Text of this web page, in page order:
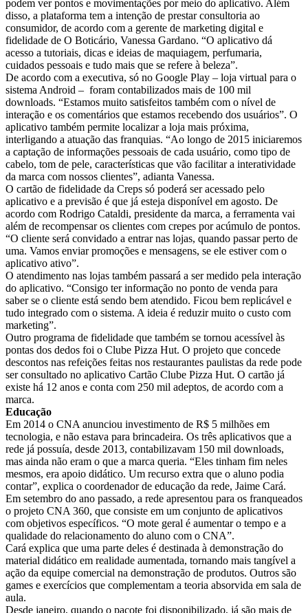
podem ver pontos e movimentações por meio do aplicativo. Além
disso, a plataforma tem a intenção de prestar consultoria ao
consumidor, de acordo com a gerente de marketing digital e
fidelidade de O Boticário, Vanessa Gardano. “O aplicativo dá
acesso a tutoriais, dicas e ideias de maquiagem, perfumaria,
cuidados pessoais e tudo mais que se refere à beleza”.
De acordo com a executiva, só no Google Play – loja virtual para o
sistema Android – foram contabilizados mais de 100 mil
downloads. “Estamos muito satisfeitos também com o nível de
interação e os comentários que estamos recebendo dos usuários”. O
aplicativo também permite localizar a loja mais próxima,
interligando a atuação das franquias. “Ao longo de 2015 iniciaremos
a captação de informações pessoais de cada usuário, como tipo de
cabelo, tom de pele, características que vão facilitar a interatividade
da marca com nossos clientes”, adianta Vanessa.
O cartão de fidelidade da Creps só poderá ser acessado pelo
aplicativo e a previsão é que já esteja disponível em agosto. De
acordo com Rodrigo Cataldi, presidente da marca, a ferramenta vai
além de recompensar os clientes com crepes por acúmulo de pontos.
“O cliente será convidado a entrar nas lojas, quando passar perto de
uma. Vamos enviar promoções e mensagens, se ele estiver com o
aplicativo ativo”.
O atendimento nas lojas também passará a ser medido pela interação
do aplicativo. “Consigo ter informação no ponto de venda para
saber se o cliente está sendo bem atendido. Ficou bem replicável e
tudo integrado com o sistema. A ideia é reduzir muito o custo com
marketing”.
Outro programa de fidelidade que também se tornou acessível às
pontas dos dedos foi o Clube Pizza Hut. O projeto que concede
descontos nas refeições feitas nos restaurantes paulistas da rede pode
ser consultado no aplicativo Cartão Clube Pizza Hut. O cartão já
existe há 12 anos e conta com 250 mil adeptos, de acordo com a
marca.
Educação
Em 2014 o CNA anunciou investimento de R$ 5 milhões em
tecnologia, e não estava para brincadeira. Os três aplicativos que a
rede já possuía, desde 2013, contabilizavam 150 mil downloads,
mas ainda não eram o que a marca queria. “Eles tinham fim neles
mesmos, era apoio didático. Um recurso extra que o aluno podia
contar”, explica o coordenador de educação da rede, Jaime Cará.
Em setembro do ano passado, a rede apresentou para os franqueados
o projeto CNA 360, que consiste em um conjunto de aplicativos
com objetivos específicos. “O mote geral é aumentar o tempo e a
qualidade do relacionamento do aluno com o CNA”.
Cará explica que uma parte deles é destinada à demonstração do
material didático em realidade aumentada, tornando mais tangível a
ação da equipe comercial na demonstração de produtos. Outros são
games e exercícios que complementam a teoria absorvida em sala de
aula.
Desde janeiro, quando o pacote foi disponibilizado, já são mais de